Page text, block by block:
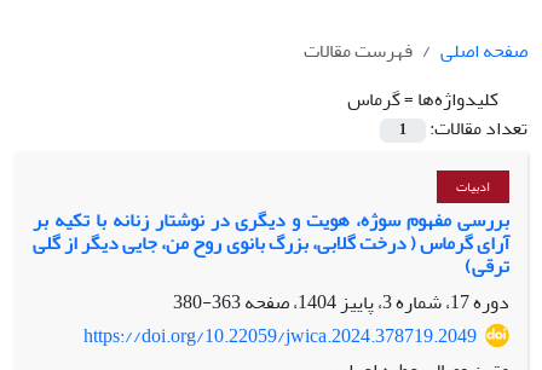
صفحه اصلی
فهرست مقالات
کلیدواژه‌ها =گرماس
تعداد مقالات:
1
ادبیات
بررسی مفهوم سوژه، هویت و دیگری در نوشتار زنانه با تکیه بر
آرای گرماس ( درخت گلابی، بزرگ بانوی روح من، جایی دیگر از گلی
ترقی)
دوره 17، شماره 3، پاییز 1404، صفحه
363-380
https://doi.org/10.22059/jwica.2024.378719.2049